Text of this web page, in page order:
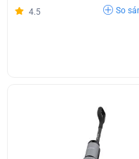
4.5 So